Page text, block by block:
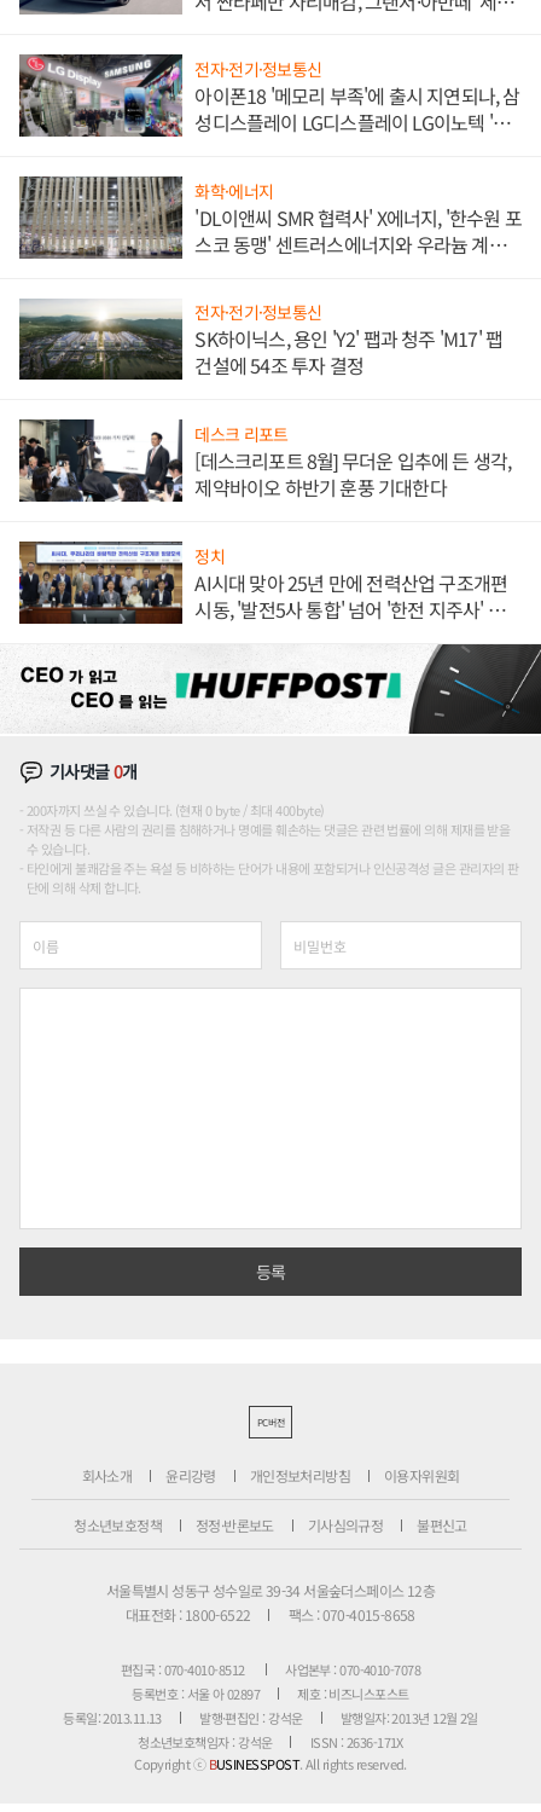
전자·전기·정보통신
아이폰18 '메모리 부족'에 출시 지연되나, 삼
성디스플레이 LG디스플레이 LG이노텍 '탈
화학·에너지
'DL이앤씨 SMR 협력사' X에너지, '한수원 포
스코 동맹' 센트러스에너지와 우라늄 계약
전자·전기·정보통신
SK하이닉스, 용인 'Y2' 팹과 청주 'M17' 팹
건설에 54조 투자 결정
데스크 리포트
[데스크리포트 8월] 무더운 입추에 든 생각,
제약바이오 하반기 훈풍 기대한다
정치
AI시대 맞아 25년 만에 전력산업 구조개편
시동, '발전5사 통합' 넘어 '한전 지주사' 재편
기사댓글0개
200자까지 쓰실 수 있습니다. (현재 0 byte / 최대 400byte)
저작권 등 다른 사람의 권리를 침해하거나 명예를 훼손하는 댓글은 관련 법률에 의해 제재를 받을
수 있습니다.
타인에게 불쾌감을 주는 욕설 등 비하하는 단어가 내용에 포함되거나 인신공격성 글은 관리자의 판
단에 의해 삭제 합니다.
PC버전
회사소개 윤리강령 개인정보처리방침 이용자위원회
청소년보호정책 정정·반론보도 기사심의규정 불편신고
서울특별시 성동구 성수일로 39-34 서울숲더스페이스 12층
대표전화 : 1800-6522
팩스 : 070-4015-8658
편집국 : 070-4010-8512
사업본부 : 070-4010-7078
등록번호 : 서울 아 02897
제호 : 비즈니스포스트
등록일: 2013.11.13
발행·편집인 : 강석운
발행일자: 2013년 12월 2일
청소년보호책임자 : 강석운
ISSN : 2636-171X
Copyright ⓒBUSINESSPOST. All rights reserved.